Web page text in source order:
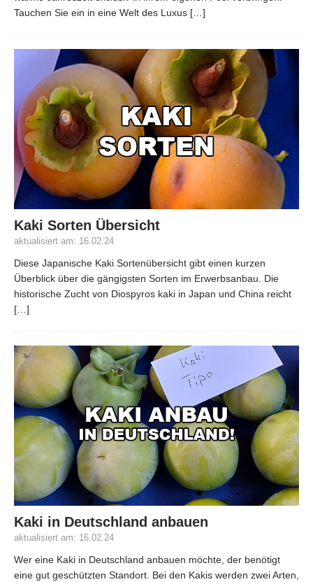
Tauchen Sie ein in eine Welt des Luxus […]
Kaki Sorten Übersicht
aktualisiert am: 16.02.24
Diese Japanische Kaki Sortenübersicht gibt einen kurzen
Überblick über die gängigsten Sorten im Erwerbsanbau. Die
historische Zucht von Diospyros kaki in Japan und China reicht
[…]
Kaki in Deutschland anbauen
aktualisiert am: 16.02.24
Wer eine Kaki in Deutschland anbauen möchte, der benötigt
eine gut geschützten Standort. Bei den Kakis werden zwei Arten,